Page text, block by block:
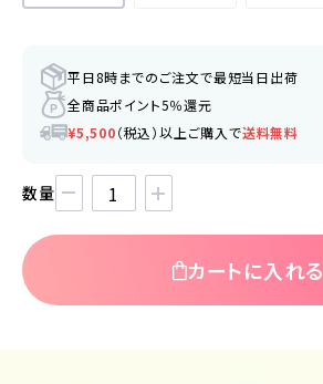
平日8時までのご注文で最短当日出荷
全商品ポイント5％還元
¥5,500（税込）以上ご購入で送料無料
数量
カートに入れる